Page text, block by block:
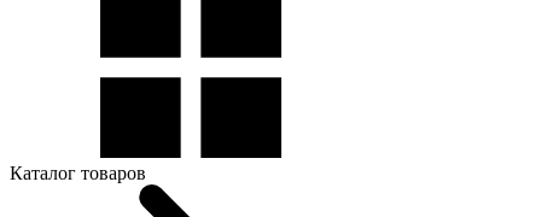
Каталог товаров